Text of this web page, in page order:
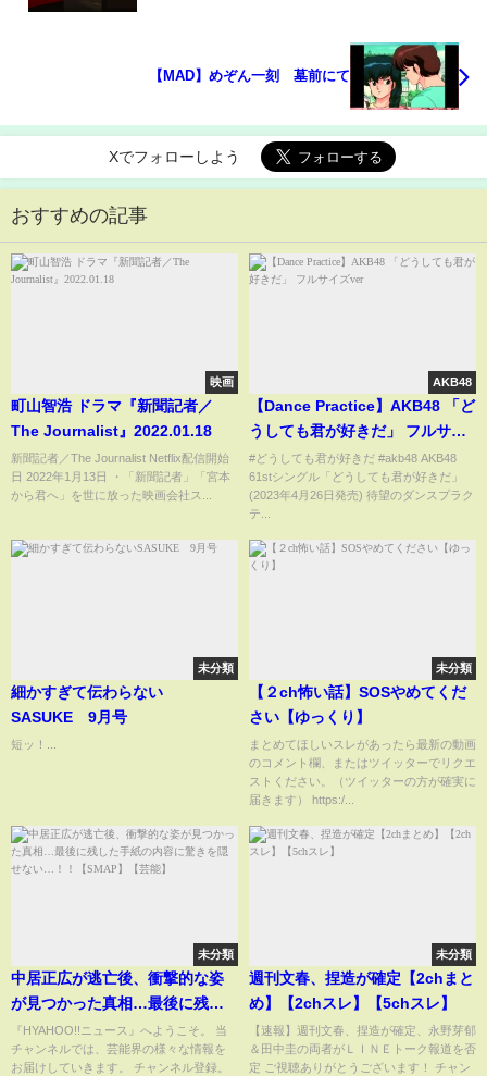
【MAD】めぞん一刻 墓前にて
Xでフォローしよう
おすすめの記事
映画
町山智浩 ドラマ『新聞記者／
The Journalist』2022.01.18
新聞記者／The Journalist Netflix配信開始
日 2022年1月13日 ・「新聞記者」「宮本
から君へ」を世に放った映画会社ス...
AKB48
【Dance Practice】AKB48 「ど
うしても君が好きだ」 フルサイ
ズver
#どうしても君が好きだ #akb48 AKB48
61stシングル「どうしても君が好きだ」
(2023年4月26日発売) 待望のダンスプラク
テ...
未分類
細かすぎて伝わらない
SASUKE 9月号
短ッ！...
未分類
【２ch怖い話】SOSやめてくだ
さい【ゆっくり】
まとめてほしいスレがあったら最新の動画
のコメント欄、またはツイッターでリクエ
ストください。（ツイッターの方が確実に
届きます） https:/...
未分類
中居正広が逃亡後、衝撃的な姿
が見つかった真相…最後に残し
た手紙の内容に驚きを隠せな
い…！！【SMAP】【芸能】
『HYAHOO!!ニュース』へようこそ。 当
チャンネルでは、芸能界の様々な情報を
お届けしていきます。 チャンネル登録。
未分類
週刊文春、捏造が確定【2chまと
め】【2chスレ】【5chスレ】
【速報】週刊文春、捏造が確定、永野芽郁
＆田中圭の両者がＬＩＮＥトーク報道を否
定 ご視聴ありがとうございます！ チャン